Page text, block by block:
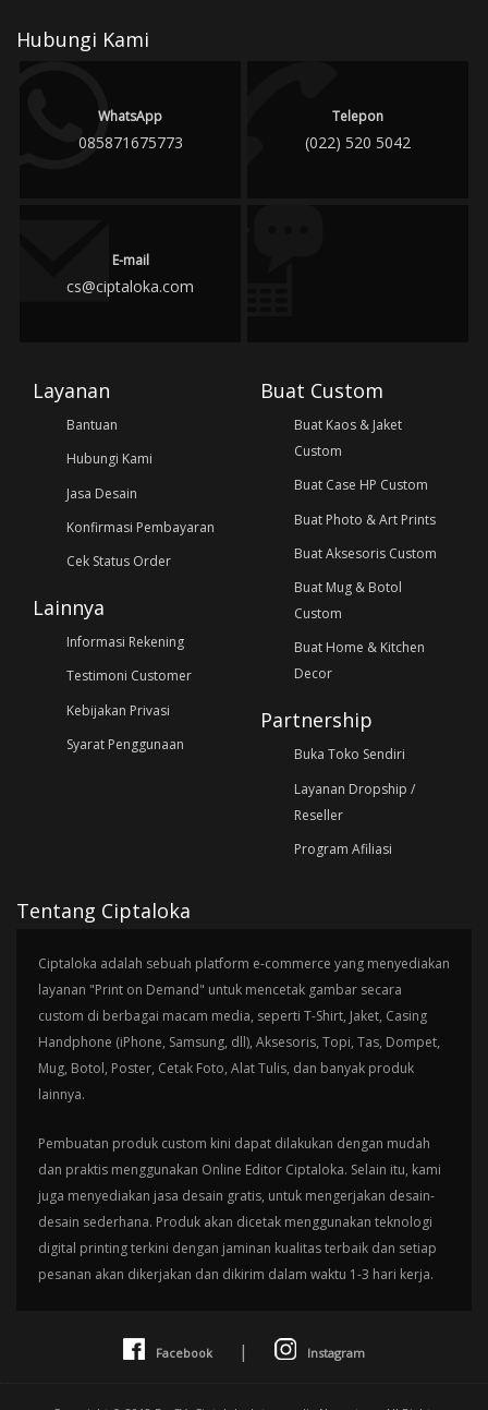
Hubungi Kami
WhatsApp
085871675773
Telepon
(022) 520 5042
E-mail
cs@ciptaloka.com
Layanan
Bantuan
Hubungi Kami
Jasa Desain
Konfirmasi Pembayaran
Cek Status Order
Lainnya
Informasi Rekening
Testimoni Customer
Kebijakan Privasi
Syarat Penggunaan
Buat Custom
Buat Kaos & Jaket
Custom
Buat Case HP Custom
Buat Photo & Art Prints
Buat Aksesoris Custom
Buat Mug & Botol
Custom
Buat Home & Kitchen
Decor
Partnership
Buka Toko Sendiri
Layanan Dropship /
Reseller
Program Afiliasi
Tentang Ciptaloka
Ciptaloka adalah sebuah platform e-commerce yang menyediakan
layanan "Print on Demand" untuk mencetak gambar secara
custom di berbagai macam media, seperti T-Shirt, Jaket, Casing
Handphone (iPhone, Samsung, dll), Aksesoris, Topi, Tas, Dompet,
Mug, Botol, Poster, Cetak Foto, Alat Tulis, dan banyak produk
lainnya.
Pembuatan produk custom kini dapat dilakukan dengan mudah
dan praktis menggunakan Online Editor Ciptaloka. Selain itu, kami
juga menyediakan jasa desain gratis, untuk mengerjakan desain-
desain sederhana. Produk akan dicetak menggunakan teknologi
digital printing terkini dengan jaminan kualitas terbaik dan setiap
pesanan akan dikerjakan dan dikirim dalam waktu 1-3 hari kerja.
Facebook | Instagram